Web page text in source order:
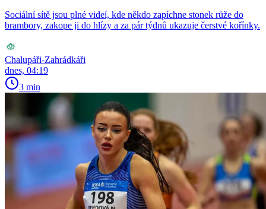
Sociální sítě jsou plné videí, kde někdo zapíchne stonek růže do
brambory, zakope ji do hlízy a za pár týdnů ukazuje čerstvé kořínky.
Chalupáři-Zahrádkáři
dnes, 04:19
3 min